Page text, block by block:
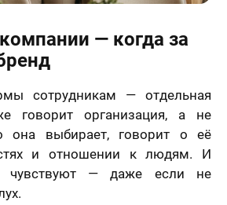
— когда за
сотрудникам — отдельная
говорит организация, а не
она выбирает, говорит о её
и отношении к людям. И
чувствуют — даже если не